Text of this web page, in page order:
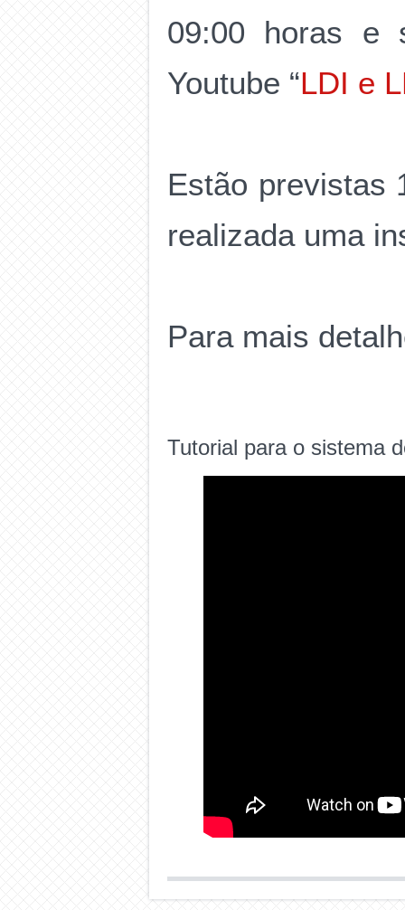
09:00 horas e
Youtube “LDI e
Estão previstas
realizada uma
Para mais
Tutorial para o sistema